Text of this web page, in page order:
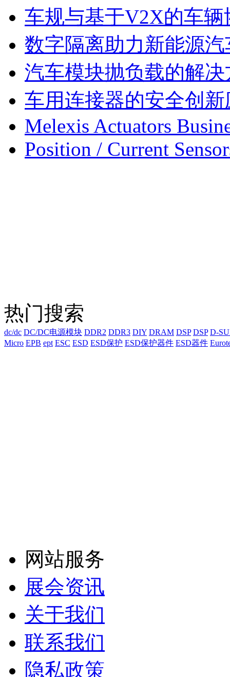
车规与基于V2X的车
数字隔离助力新能源
汽车模块抛负载的解决
车用连接器的安全创新
Melexis Actuators
Position / Current
热门搜索
dc/dc DC/DC电源模块 DDR2 DDR3 DIY DRAM DSP DSP D-
Micro EPB ept ESC ESD ESD保护 ESD保护器件 ESD器件
网站服务
展会资讯
关于我们
联系我们
隐私政策